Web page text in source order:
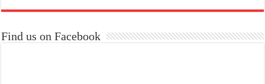
Find us on Facebook